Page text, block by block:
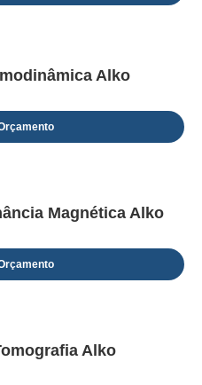
Alko
Magnética Alko
Alko